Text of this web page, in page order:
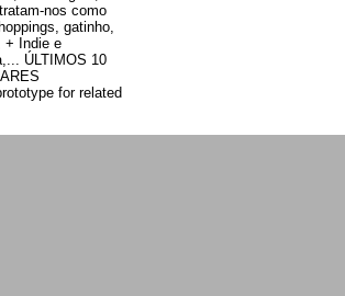
nos como
gatinho,
+ Indie e
ÚLTIMOS 10
for related